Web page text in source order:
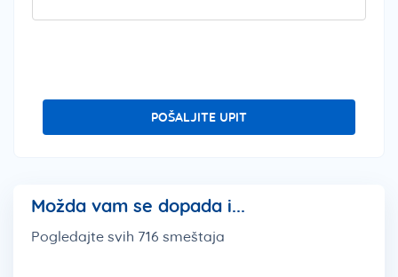
POŠALJITE UPIT
Možda vam se dopada i...
Pogledajte svih 716 smeštaja